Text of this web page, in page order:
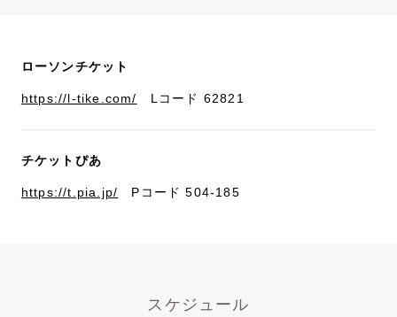
ローソンチケット
https://l-tike.com/ Lコード 62821
チケットぴあ
https://t.pia.jp/ Pコード 504-185
スケジュール